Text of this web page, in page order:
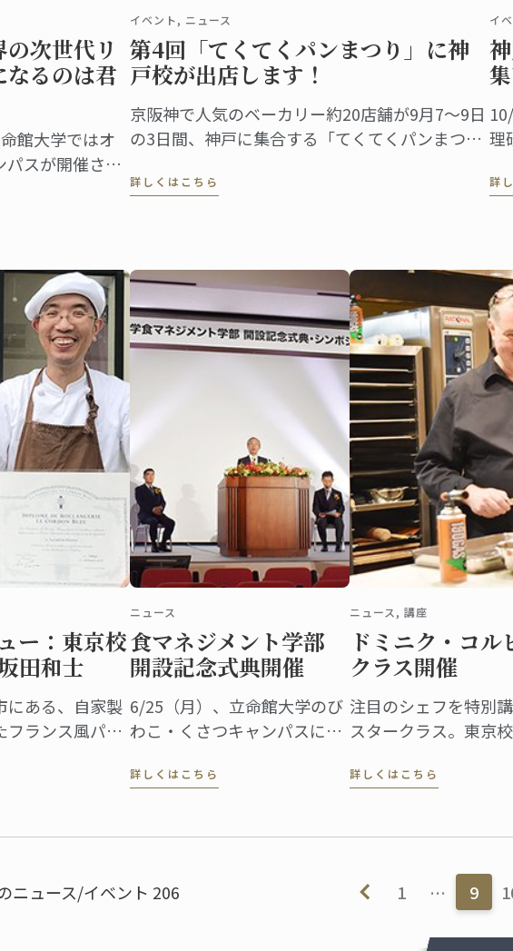
次世代リ
なるのは君
館大学ではオ
パスが開催さ
ャンパスにも
イベント, ニュース
第4回「てくてくパンまつり」に神
戸校が出店します！
京阪神で人気のベーカリー約20店舗が9月7～9日
の3日間、神戸に集合する「てくてくパンまつ
のイベントです。ル･コルドン･ブルー神戸校は、
詳しくはこちら
イ
理
の
校
フ
を
詳
ー：東京校
田和士
にある、自家製
フランス風パン
」。市内の農
動しています。
ニュース
食マネジメント学部
開設記念式典開催
6/25（月）、立命館大学のび
わこ・くさつキャンパスに
「食マネジメント学部」の開
カリナリー・アンド・マネジ
詳しくはこちら
ニュース, 講座
ドミニク・コ
クラス開催
注目のシェフを特別
スタークラス。東京
長のドミニク・コル
詳しくはこちら
ニュース/イベント 206 1 … 9